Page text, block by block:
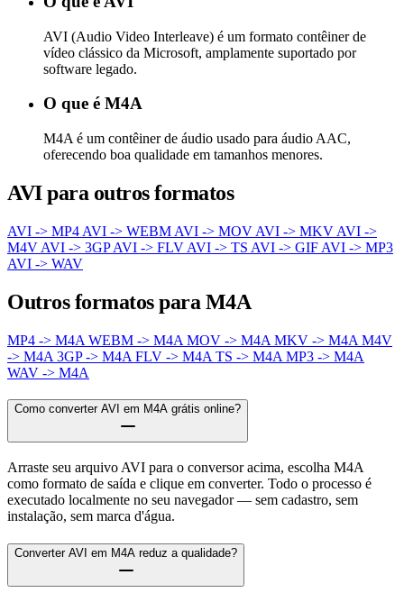
AVI (Audio Video Interleave) é um formato contêiner de
vídeo clássico da Microsoft, amplamente suportado por
software legado.
O que é M4A
M4A é um contêiner de áudio usado para áudio AAC,
oferecendo boa qualidade em tamanhos menores.
AVI para outros formatos
AVI -> MP4 AVI -> WEBM AVI -> MOV AVI -> MKV AVI ->
M4V AVI -> 3GPAVI -> FLV AVI -> TS AVI -> GIF AVI -> MP3
AVI -> WAV
Outros formatos para M4A
MP4 -> M4A WEBM -> M4A MOV -> M4A MKV -> M4A M4V
-> M4A 3GP -> M4A FLV -> M4A TS -> M4A MP3 -> M4A
WAV -> M4A
Como converter AVI em M4A grátis online?
Arraste seu arquivo AVI para o conversor acima, escolha M4A
como formato de saída e clique em converter. Todo o processo é
executado localmente no seu navegador — sem cadastro, sem
instalação, sem marca d'água.
Converter AVI em M4A reduz a qualidade?